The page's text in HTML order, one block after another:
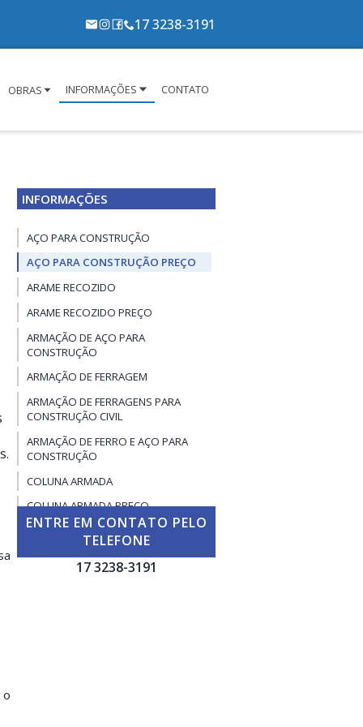
17 3238-3191
OBRAS INFORMAÇÕES CONTATO
INFORMAÇÕES
AÇO PARA CONSTRUÇÃO
AÇO PARA CONSTRUÇÃO PREÇO
ARAME RECOZIDO
ARAME RECOZIDO PREÇO
ARMAÇÃO DE AÇO PARA
CONSTRUÇÃO
ARMAÇÃO DE FERRAGEM
ARMAÇÃO DE FERRAGENS PARA
CONSTRUÇÃO CIVIL
ARMAÇÃO DE FERRO E AÇO PARA
CONSTRUÇÃO
COLUNA ARMADA
COLUNA ARMADA PREÇO
COLUNA DE FERRO ARMADA
COLUNA POP
ENTRE EM CONTATO PELO
TELEFONE
17 3238-3191